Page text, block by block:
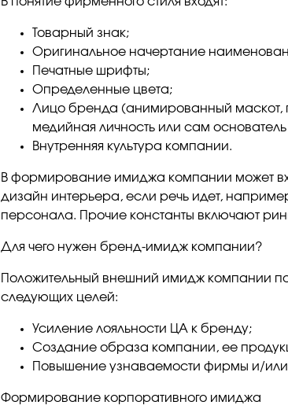
Товарный знак;
Оригинальное начертание
Печатные шрифты;
Определенные цвета;
Лицо бренда (анимированный маскот,
медийная личность или сам
Внутренняя культура компании.
В формирование имиджа компании может
дизайн интерьера, если речь идет,
персонала. Прочие константы включают
Для чего нужен бренд-имидж компании?
Положительный внешний имидж компании
следующих целей:
Усиление лояльности ЦА к бренду;
Создание образа компании, ее
Повышение узнаваемости фирмы и/или
Формирование корпоративного имиджа